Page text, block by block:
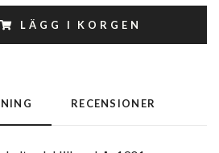
LÄGG I KORGEN
RECENSIONER